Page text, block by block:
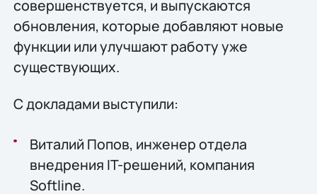
совершенствуется, и выпускаются
обновления, которые добавляют новые
функции или улучшают работу уже
существующих.
С докладами выступили:
Виталий Попов, инженер отдела
внедрения IT-решений, компания
Softline.